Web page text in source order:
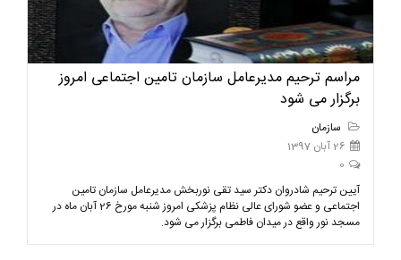
مراسم ترحیم مدیرعامل سازمان تامین اجتماعی امروز
برگزار می شود
سازمان
26 آبان 1397
0
آیین ترحیم ​شادروان دکتر سید تقی نوربخش مدیرعامل سازمان تامین
اجتماعی و عضو شورای عالی نظام پزشکی امروز شنبه مورخ 26 آبان ماه در
مسجد نور واقع در میدان فاطمی برگزار می شود.